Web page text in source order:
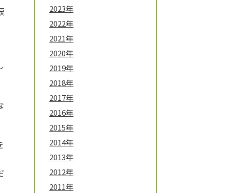
2023年
2022年
2021年
2020年
2019年
2018年
2017年
2016年
2015年
2014年
2013年
2012年
2011年